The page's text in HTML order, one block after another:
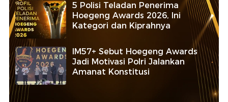
5 Polisi Teladan Penerima
Hoegeng Awards 2026, Ini
Kategori dan Kiprahnya
IM57+ Sebut Hoegeng Awards
Jadi Motivasi Polri Jalankan
Amanat Konstitusi